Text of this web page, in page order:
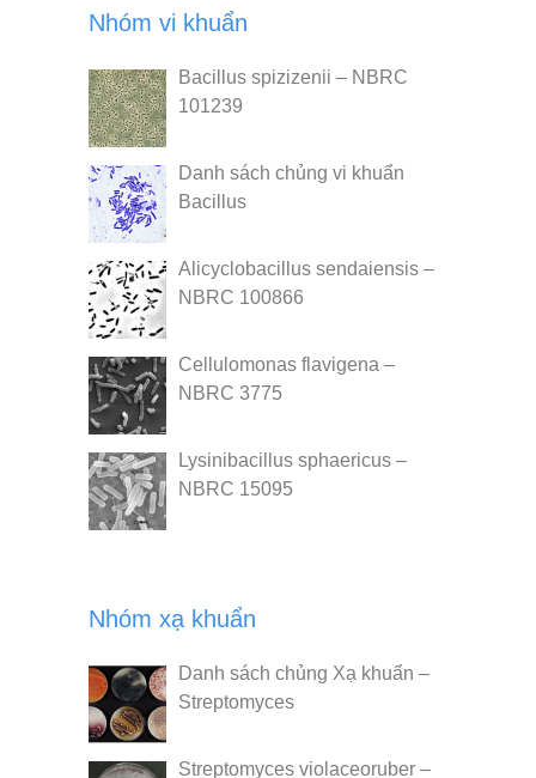
Nhóm vi khuẩn
Bacillus spizizenii – NBRC
101239
Danh sách chủng vi khuẩn
Bacillus
Alicyclobacillus sendaiensis –
NBRC 100866
Cellulomonas flavigena –
NBRC 3775
Lysinibacillus sphaericus –
NBRC 15095
Nhóm xạ khuẩn
Danh sách chủng Xạ khuẩn –
Streptomyces
Streptomyces violaceoruber –